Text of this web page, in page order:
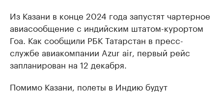
Из Казани в конце 2024 года запустят чартерное
авиасообщение с индийским штатом-курортом
Гоа. Как сообщили РБК Татарстан в пресс-
службе авиакомпании Azur air, первый рейс
запланирован на 12 декабря.
Помимо Казани, полеты в Индию будут